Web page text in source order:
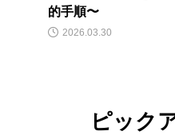
的手順〜
2026.03.30
ピック